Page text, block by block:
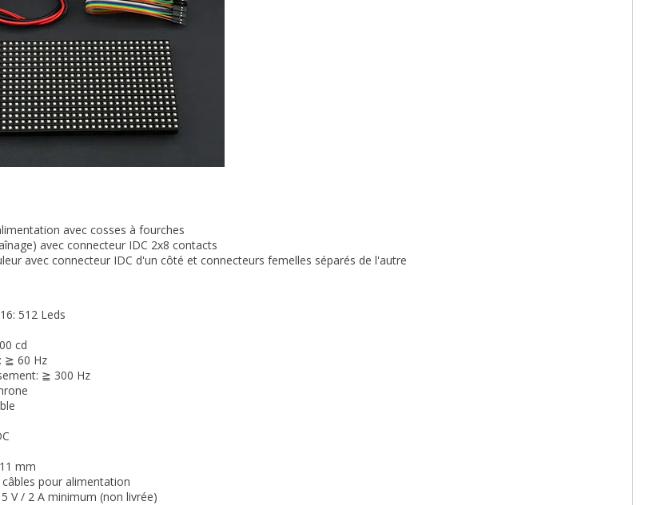
avec cosses à fourches
avec connecteur IDC 2x8 contacts
avec connecteur IDC d'un côté et connecteurs femelles séparés de l'autre
512 Leds
cd
≧ 60 Hz
≧ 300 Hz
mm
pour alimentation
V / 2 A minimum (non livrée)